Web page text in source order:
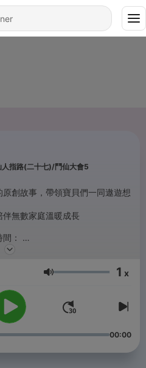
指路(二十七)/鬥仙大會5
原創故事，帶領寶貝們一同遨遊想
無數家庭溫暖成長
：
有故事VIP】收聽
季列】收聽
Volum 1 x
00:00